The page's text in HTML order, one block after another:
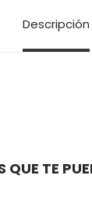
Descripción
QUE TE